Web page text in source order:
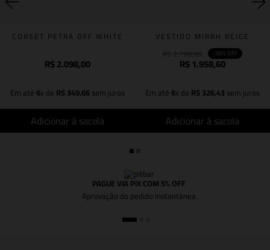
CORSET PETRA OFF WHITE
R$2.098,00
Em até 6x de R$349,66sem juros
Adicionar à sacola
VESTIDO MIRAH BEIGE
-30% OFF
R$1.958,60
Em até 6x de R$326,43 sem juros
Adicionar à sacola
PAGUE VIA PIX COM 5% OFF
Aprovação do pedido instantânea